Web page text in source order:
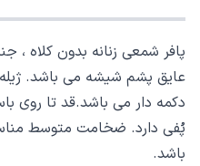
پافر شمعی زنانه بدون کلاه
عایق پشم شیشه می باشد.
دکمه دار می باشد.قد تا روی
پُفی دارد. ضخامت متوسط
باشد.